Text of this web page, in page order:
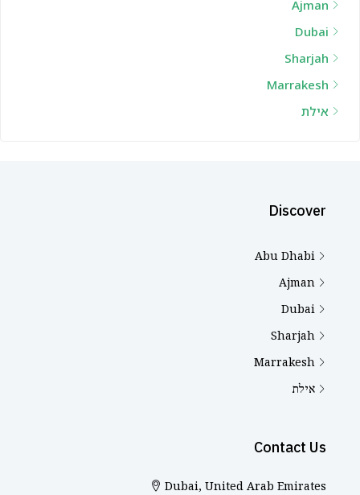
Ajman
Dubai
Sharjah
Marrakesh
אילת
Discover
Abu Dhabi
Ajman
Dubai
Sharjah
Marrakesh
אילת
Contact Us
Dubai, United Arab Emirates